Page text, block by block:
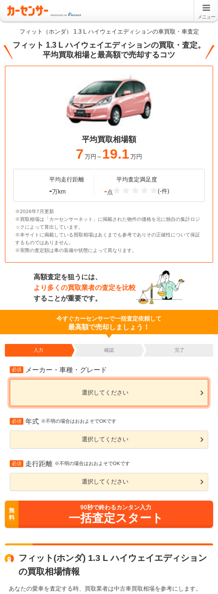
メニュー
フィット（ホンダ） 1.3 L ハイウェイエディションの車買取・車査定
フィット 1.3 L ハイウェイエディションの買取・査定。
平均買取相場と最高額で売却するコツ
平均買取相場額
7 万円～ 19.1 万円
平均走行距離
-万km
平均査定満足度
-点 (-件)
※2026年7月更新
※買取相場は「カーセンサーネット」に掲載された物件の価格を元に独自の集計ロジ
ックによって算出しています。
※本サイトに掲載している買取相場はあくまでも参考でありその正確性について保証
するものではありません。
※実際の査定額は車の装備や状態によって異なります。
高額査定を狙うには、
より多くの買取業者の査定を比較
することが重要です。
今すぐカーセンサーで一括査定依頼して
最高額で売却しましょう！
入力 確認 完了
必須 メーカー・車種・グレード
選択してください
必須 年式 ※不明の場合はおおよそでOKです
選択してください
必須 走行距離 ※不明の場合はおおよそでOKです
選択してください
無
料
90秒で終わるカンタン入力
一括査定スタート
フィット(ホンダ) 1.3 L ハイウェイエディション
の買取相場情報
あなたの愛車を査定する時、買取業者は中古車買取相場を参考にします。